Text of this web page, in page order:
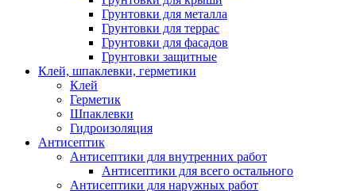
Грунтовки для металла
Грунтовки для террас
Грунтовки для фасадов
Грунтовки защитные
Клей, шпаклевки, герметики
Клей
Герметик
Шпаклевки
Гидроизоляция
Антисептик
Антисептики для внутренних работ
Антисептики для всего остального
Антисептики для наружных работ